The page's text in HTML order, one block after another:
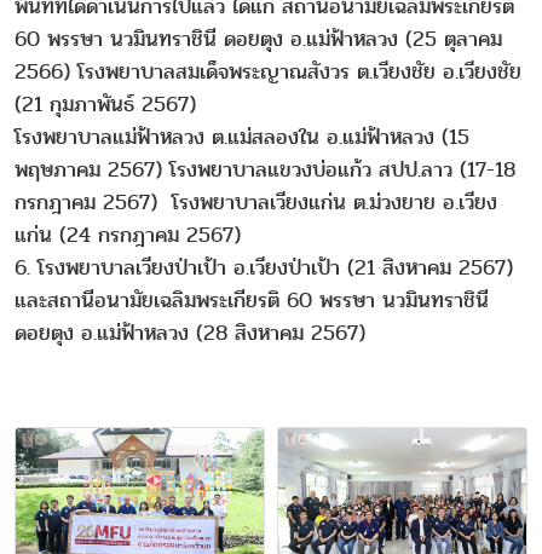
60 พรรษา นวมินทราชินี ดอยตุง อ.แม่ฟ้าหลวง (25 ตุลาคม
2566) โรงพยาบาลสมเด็จพระญาณสังวร ต.เวียงชัย อ.เวียงชัย
(21 กุมภาพันธ์ 2567)
โรงพยาบาลแม่ฟ้าหลวง ต.แม่สลองใน อ.แม่ฟ้าหลวง (15
พฤษภาคม 2567) โรงพยาบาลแขวงบ่อแก้ว สปป.ลาว (17-18
กรกฎาคม 2567) โรงพยาบาลเวียงแก่น ต.ม่วงยาย อ.เวียง
แก่น (24 กรกฎาคม 2567)
6. โรงพยาบาลเวียงป่าเป้า อ.เวียงป่าเป้า (21 สิงหาคม 2567)
และสถานีอนามัยเฉลิมพระเกียรติ 60 พรรษา นวมินทราชินี
ดอยตุง อ.แม่ฟ้าหลวง (28 สิงหาคม 2567)